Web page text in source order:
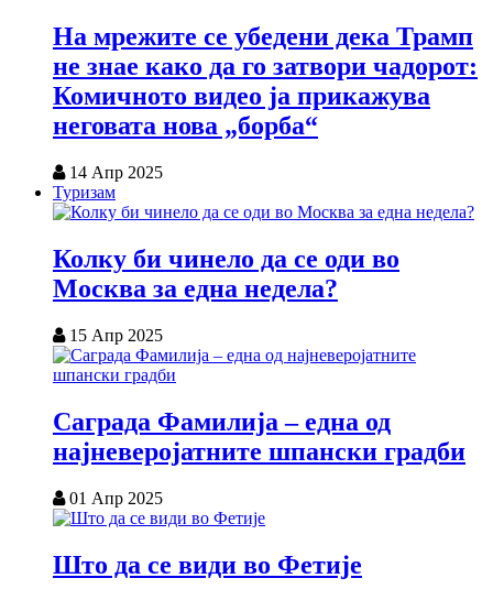
На мрежите се убедени дека Трамп
не знае како да го затвори чадорот:
Комичното видео ја прикажува
неговата нова „борба“
14 Апр 2025
Туризам
Колку би чинело да се оди во
Москва за една недела?
15 Апр 2025
Саграда Фамилија – една од
најневеројатните шпански градби
01 Апр 2025
Што да се види во Фетије